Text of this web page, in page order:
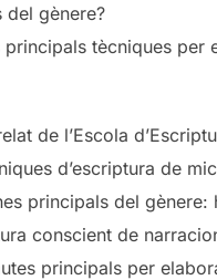
del gènere?
tècniques per
de l’Escola
d’escriptura de
principals del
conscient de
principals per